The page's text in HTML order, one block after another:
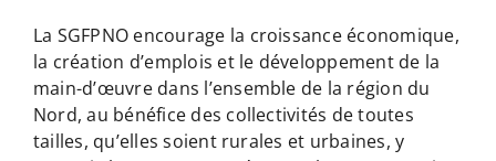
La SGFPNO encourage la croissance économique,
la création d’emplois et le développement de la
main-d’œuvre dans l’ensemble de la région du
Nord, au bénéfice des collectivités de toutes
tailles, qu’elles soient rurales et urbaines, y